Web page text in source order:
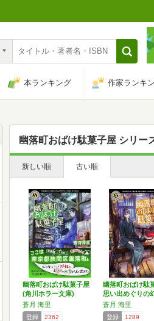
本ランキング 作家ランキ
幽落町おばけ駄菓子屋 シリー
新しい順 古い順
幽落町おばけ駄菓子屋
(角川ホラー文庫)
蒼月 海里
登録 2362
幽落町おばけ駄
思い出めぐりの
…
蒼月 海里
登録 1289